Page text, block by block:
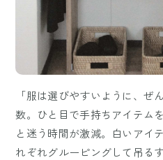
「服は選びやすいように、ぜ
数。ひと目で手持ちアイテム
と迷う時間が激減。白いアイ
れぞれグルーピングして吊る